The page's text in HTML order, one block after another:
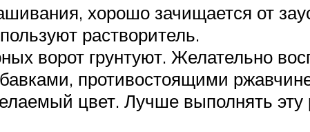
хорошо зачищается от
растворитель.
ворот грунтуют. Желательно
противостоящими
цвет. Лучше выполнять